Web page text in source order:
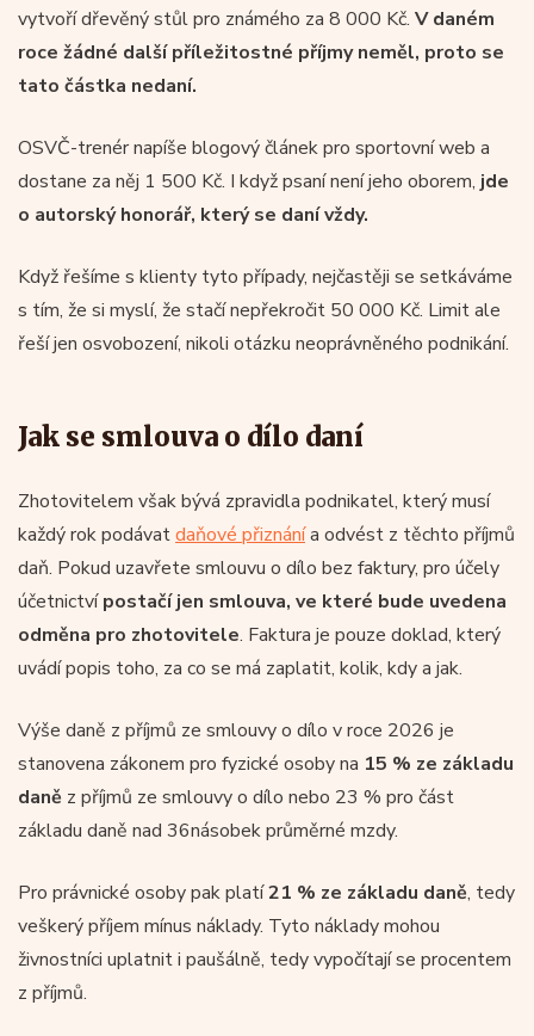
vytvoří dřevěný stůl pro známého za 8 000 Kč. V daném
roce žádné další příležitostné příjmy neměl, proto se
tato částka nedaní.
OSVČ-trenér napíše blogový článek pro sportovní web a
dostane za něj 1 500 Kč. I když psaní není jeho oborem, jde
o autorský honorář, který se daní vždy.
Když řešíme s klienty tyto případy, nejčastěji se setkáváme
s tím, že si myslí, že stačí nepřekročit 50 000 Kč. Limit ale
řeší jen osvobození, nikoli otázku neoprávněného podnikání.
Jak se smlouva o dílo daní
Zhotovitelem však bývá zpravidla podnikatel, který musí
každý rok podávatdaňové přiznánía odvést z těchto příjmů
daň. Pokud uzavřete smlouvu o dílo bez faktury, pro účely
účetnictvípostačí jen smlouva, ve které bude uvedena
odměna pro zhotovitele. Faktura je pouze doklad, který
uvádí popis toho, za co se má zaplatit, kolik, kdy a jak.
Výše daně z příjmů ze smlouvy o dílo v roce 2026 je
stanovena zákonem pro fyzické osoby na 15 % ze základu
daně z příjmů ze smlouvy o dílo nebo 23 % pro část
základu daně nad 36násobek průměrné mzdy.
Pro právnické osoby pak platí21 % ze základu daně, tedy
veškerý příjem mínus náklady. Tyto náklady mohou
živnostníci uplatnit i paušálně, tedy vypočítají se procentem
z příjmů.